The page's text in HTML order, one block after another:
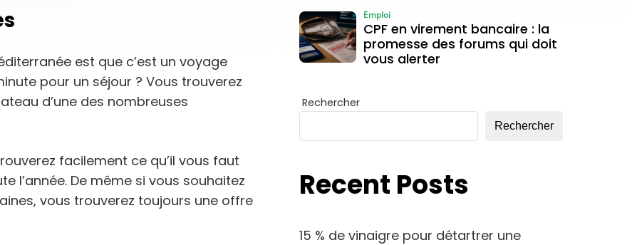
est que c’est un voyage
pour un séjour ? Vous trouverez
d’une des nombreuses
facilement ce qu’il vous faut
l’année. De même si vous souhaitez
vous trouverez toujours une offre
CPF en virement bancaire : la
promesse des forums qui doit
vous alerter
Emploi
Rechercher
Rechercher
Recent Posts
15 % de vinaigre pour détartrer une